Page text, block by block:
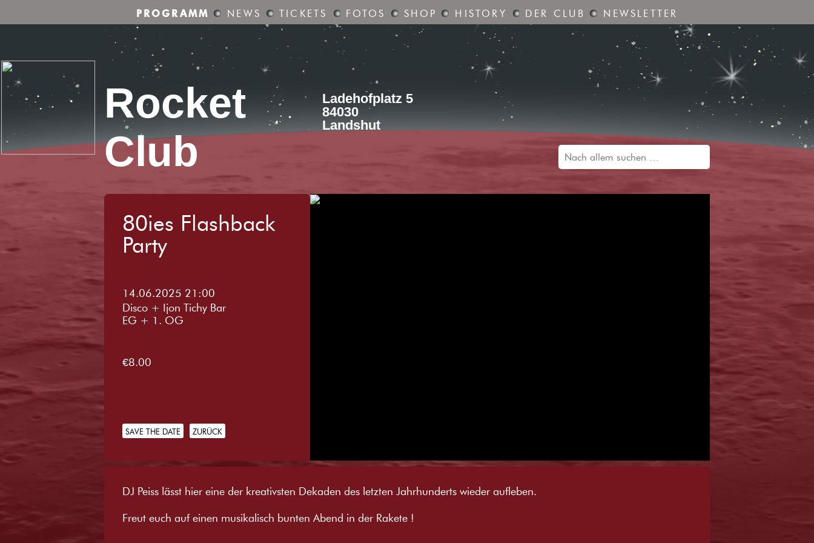
PROGRAMM NEWS TICKETS FOTOS SHOP HISTORY DER CLUB NEWSLETTER
Rocket
Club
Ladehofplatz 5
84030
Landshut
80ies Flashback
Party
14.06.2025 21:00
Disco + Ijon Tichy Bar
EG + 1. OG
€8.00
SAVE THE DATE ZURÜCK
DJ Peiss lässt hier eine der kreativsten Dekaden des letzten Jahrhunderts wieder aufleben.
Freut euch auf einen musikalisch bunten Abend in der Rakete !